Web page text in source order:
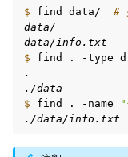
$ find data/
#
data/
data/info.txt
$ find . -type d
.
./data
$ find . -name
./data/info.txt